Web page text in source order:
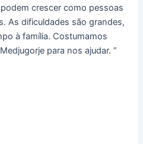
crescer como pessoas
As dificuldades são grandes,
à família. Costumamos
para nos ajudar. ”